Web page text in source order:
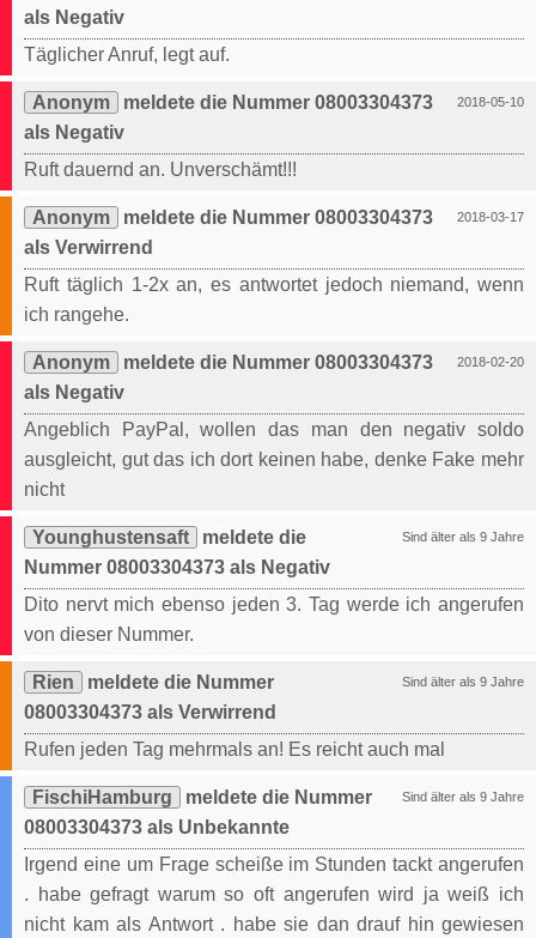
als Negativ
Täglicher Anruf, legt auf.
2018-05-10
Anonym
meldete die Nummer 08003304373
als Negativ
Ruft dauernd an. Unverschämt!!!
2018-03-17
Anonym
meldete die Nummer 08003304373
als Verwirrend
Ruft täglich 1-2x an, es antwortet jedoch niemand, wenn
ich rangehe.
2018-02-20
Anonym
meldete die Nummer 08003304373
als Negativ
Angeblich PayPal, wollen das man den negativ soldo
ausgleicht, gut das ich dort keinen habe, denke Fake mehr
nicht
Sind älter als 9 Jahre
Younghustensaft
meldete die
Nummer 08003304373 als Negativ
Dito nervt mich ebenso jeden 3. Tag werde ich angerufen
von dieser Nummer.
Sind älter als 9 Jahre
Rien
meldete die Nummer
08003304373 als Verwirrend
Rufen jeden Tag mehrmals an! Es reicht auch mal
Sind älter als 9 Jahre
FischiHamburg
meldete die Nummer
08003304373 als Unbekannte
Irgend eine um Frage scheiße im Stunden tackt angerufen
. habe gefragt warum so oft angerufen wird ja weiß ich
nicht kam als Antwort . habe sie dan drauf hin gewiesen